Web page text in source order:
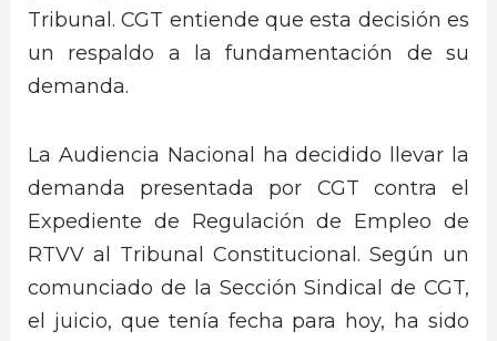
Tribunal. CGT entiende que esta decisión es
un respaldo a la fundamentación de su
demanda.
La Audiencia Nacional ha decidido llevar la
demanda presentada por CGT contra el
Expediente de Regulación de Empleo de
RTVV al Tribunal Constitucional. Según un
comunciado de la Sección Sindical de CGT,
el juicio, que tenía fecha para hoy, ha sido